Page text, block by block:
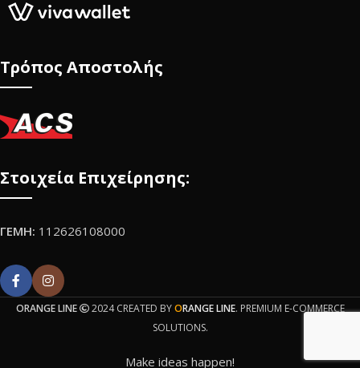
Τρόπος Αποστολής
Στοιχεία Επιχείρησης:
ΓΕΜΗ: 112626108000
ORANGE LINE 2024 CREATED BYORANGE LINE. PREMIUM E-COMMERCE
SOLUTIONS.
Make ideas happen!